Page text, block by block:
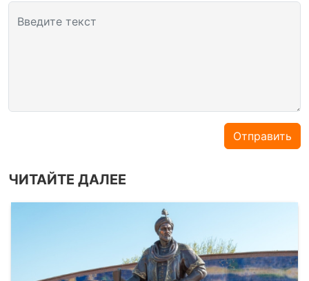
Введите текст
Отправить
ЧИТАЙТЕ ДАЛЕЕ